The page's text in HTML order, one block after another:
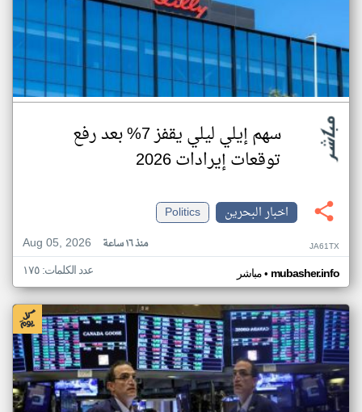
سهم إيلي ليلي يقفز 7% بعد رفع
توقعات إيرادات 2026
اخبار البحرين
Politics
Aug 05, 2026
منذ ١٦ ساعة JA61TX
مباشر• mubasher.info عدد الكلمات: ١٧٥